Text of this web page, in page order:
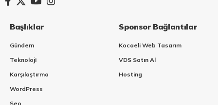
Başlıklar
Gündem
Teknoloji
Karşılaştırma
WordPress
Seo
Sponsor Bağlantılar
Kocaeli Web Tasarım
VDS Satın Al
Hosting